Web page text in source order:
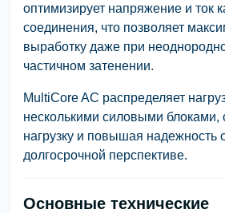
оптимизирует напряжение и ток
соединения, что позволяет
выработку даже при
частичном затенении.
MultiCore AC распределяет
несколькими силовыми блоками,
нагрузку и повышая надежность
долгосрочной перспективе.
Основные технические